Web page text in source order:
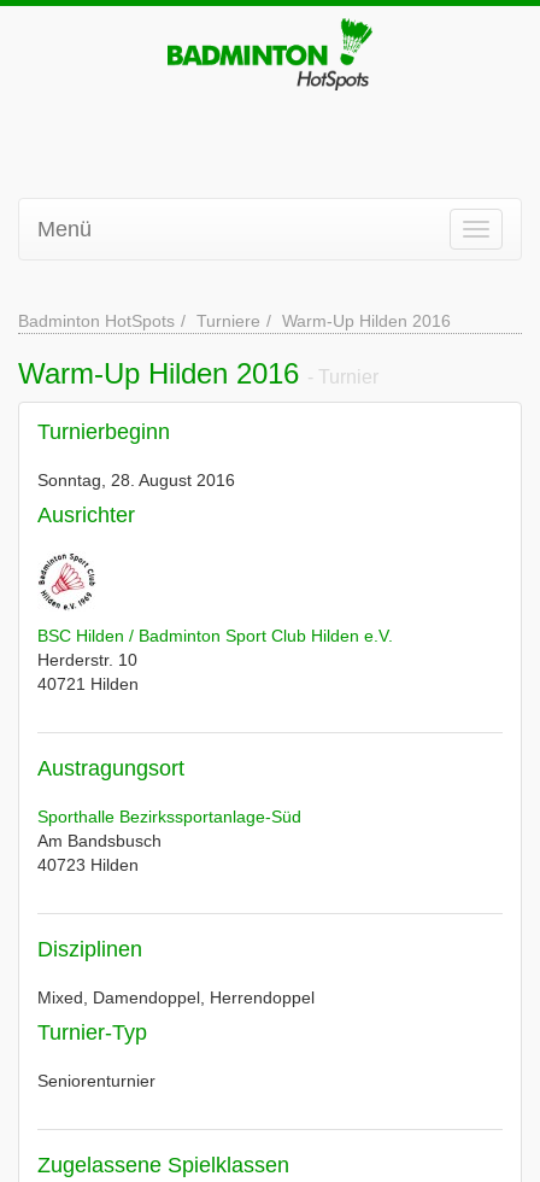
Menü
Badminton HotSpots Turniere Warm-Up Hilden 2016
Warm-Up Hilden 2016 - Turnier
Turnierbeginn
Sonntag, 28. August 2016
Ausrichter
BSC Hilden / Badminton Sport Club Hilden e.V.
Herderstr. 10
40721 Hilden
Austragungsort
Sporthalle Bezirkssportanlage-Süd
Am Bandsbusch
40723 Hilden
Disziplinen
Mixed, Damendoppel, Herrendoppel
Turnier-Typ
Seniorenturnier
Zugelassene Spielklassen